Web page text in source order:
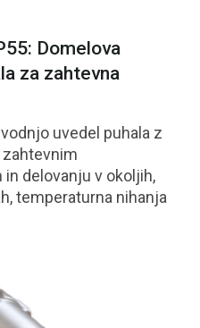
Domelova
za zahtevna
uvedel puhala z
zahtevnim
delovanju v okoljih,
temperaturna nihanja